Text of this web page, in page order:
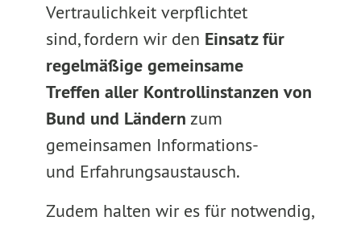
Vertraulichkeit verpflichtet
sind, fordern wir den Einsatz für
regelmäßige gemeinsame
Treffen aller Kontrollinstanzen von
Bund und Ländern zum
gemeinsamen Informations-
und Erfahrungsaustausch.
Zudem halten wir es für notwendig,